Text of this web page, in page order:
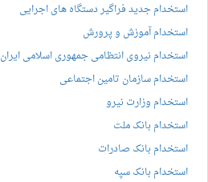
استخدام جدید فراگیر دستگاه های اجرایی
استخدام آموزش و پرورش
استخدام نیروی انتظامی جمهوری اسلامی ایران
استخدام سازمان تامین اجتماعی
استخدام وزارت نیرو
استخدام بانک ملت
استخدام بانک صادرات
استخدام بانک سپه